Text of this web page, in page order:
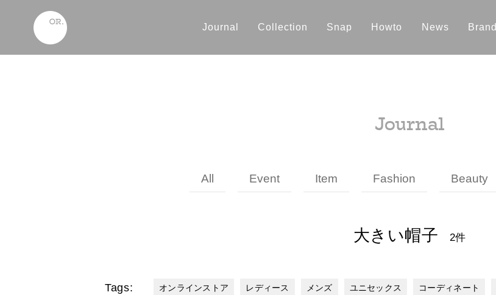
Journal Collection Snap Howto News Brand
Journal
All Event Item Fashion Beauty
大きい帽子 2件
Tags: オンラインストア レディース メンズ ユニセックス コーディネート